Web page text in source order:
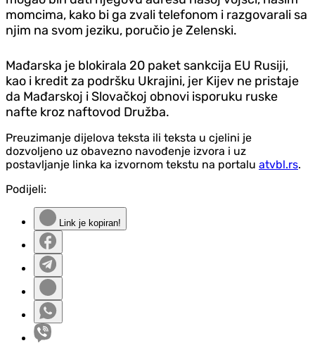
momcima, kako bi ga zvali telefonom i razgovarali sa
njim na svom jeziku, poručio je Zelenski.
Mađarska je blokirala 20 paket sankcija EU Rusiji,
kao i kredit za podršku Ukrajini, jer Kijev ne pristaje
da Mađarskoj i Slovačkoj obnovi isporuku ruske
nafte kroz naftovod Družba.
Preuzimanje dijelova teksta ili teksta u cjelini je
dozvoljeno uz obavezno navođenje izvora i uz
postavljanje linka ka izvornom tekstu na portalu atvbl.rs.
Podijeli:
Link je kopiran!